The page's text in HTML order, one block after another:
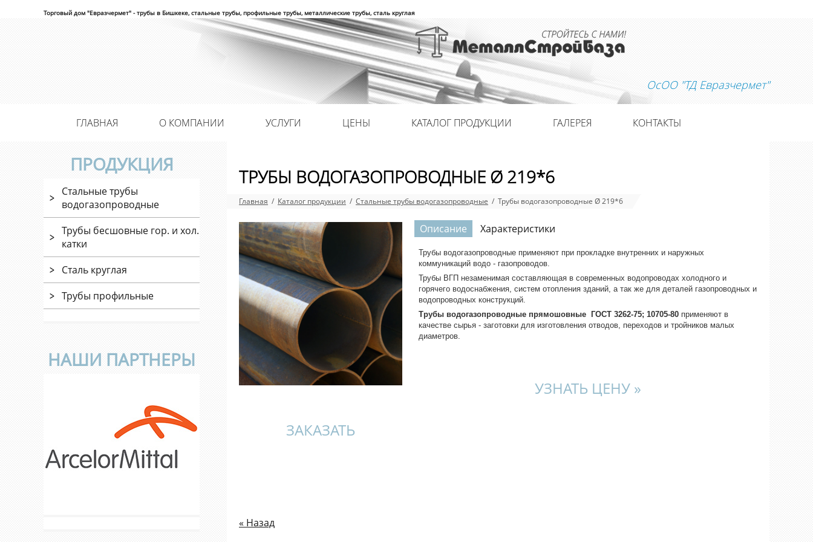
Торговый дом "Евразчермет" - трубы в Бишкеке, стальные трубы, профильные трубы, металлические трубы, сталь круглая
ОсОО "ТД Евразчермет"
ГЛАВНАЯ О КОМПАНИИ УСЛУГИ ЦЕНЫ КАТАЛОГ ПРОДУКЦИИ ГАЛЕРЕЯ КОНТАКТЫ
ПРОДУКЦИЯ
Стальные трубы
водогазопроводные
Трубы бесшовные гор. и хол.
катки
Сталь круглая
Трубы профильные
НАШИ ПАРТНЕРЫ
ТРУБЫ ВОДОГАЗОПРОВОДНЫЕ Ø 219*6
Главная / Каталог продукции / Стальные трубы водогазопроводные / Трубы водогазопроводные Ø 219*6
ЗАКАЗАТЬ
Описание Характеристики
Трубы водогазопроводные применяют при прокладке внутренних и наружных
коммуникаций водо - газопроводов.
Трубы ВГП незаменимая составляющая в современных водопроводах холодного и
горячего водоснабжения, систем отопления зданий, а так же для деталей газопроводных и
водопроводных конструкций.
Трубы водогазопроводные прямошовные ГОСТ 3262-75; 10705-80 применяют в
качестве сырья - заготовки для изготовления отводов, переходов и тройников малых
диаметров.
УЗНАТЬ ЦЕНУ »
« Назад